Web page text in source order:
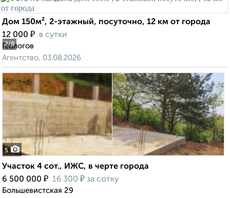
2/8
Дом 150м², 2-этажный, посуточно, 12 км от города
12 000 ₽ в сутки
Геологов
Агентство, 03.08.2026
5
Участок 4 сот., ИЖС, в черте города
6 500 000 ₽ 16 300 ₽ за сотку
Большевистская 29